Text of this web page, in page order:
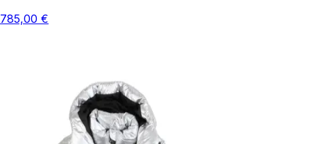
785,00 €